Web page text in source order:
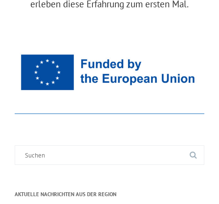
erleben diese Erfahrung zum ersten Mal.
AKTUELLE NACHRICHTEN AUS DER REGION